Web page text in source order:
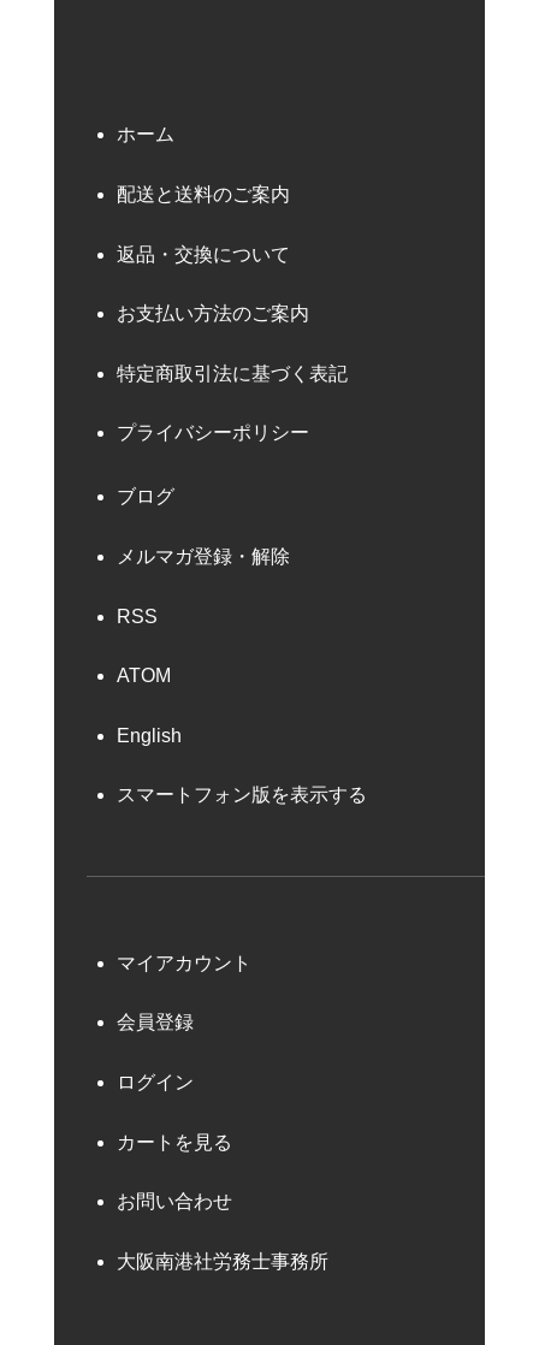
ホーム
配送と送料のご案内
返品・交換について
お支払い方法のご案内
特定商取引法に基づく表記
プライバシーポリシー
ブログ
メルマガ登録・解除
RSS
ATOM
English
スマートフォン版を表示する
マイアカウント
会員登録
ログイン
カートを見る
お問い合わせ
大阪南港社労務士事務所